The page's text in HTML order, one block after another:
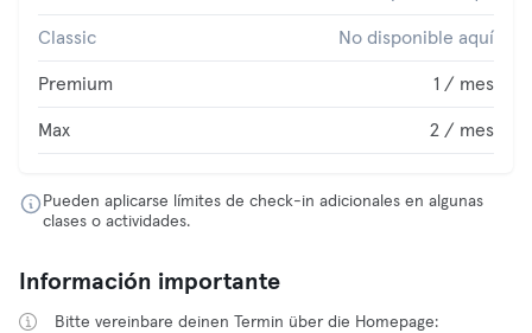
Classic No disponible aquí
Premium 1 / mes
Max 2 / mes
Pueden aplicarse límites de check-in adicionales en algunas
clases o actividades.
Información importante
Bitte vereinbare deinen Termin über die Homepage: